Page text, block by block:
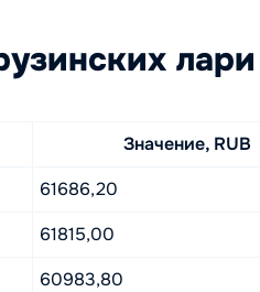
Значение, RUB
61686,20
61815,00
60983,80